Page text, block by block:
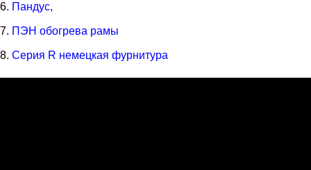
Пандус,
ПЭН обогрева рамы
Серия R немецкая фурнитура